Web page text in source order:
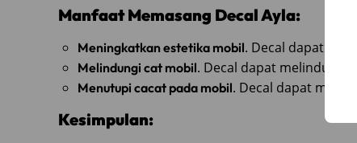
Manfaat Memasang Decal Ayla:
Meningkatkan estetika mobil. Decal dapat
Melindungi cat mobil. Decal dapat melindungi
Menutupi cacat pada mobil. Decal dapat
Kesimpulan: